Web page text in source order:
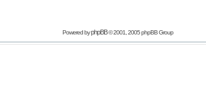
Powered byphpBB© 2001, 2005 phpBB Group